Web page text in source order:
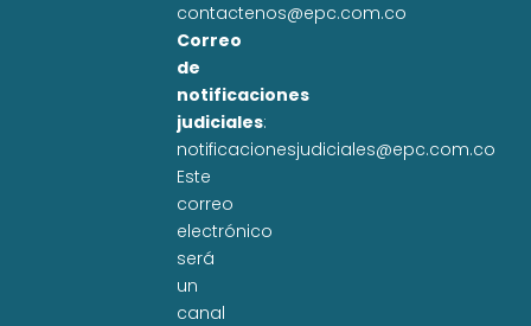
contactenos@epc.com.co
Correo
de
notificaciones
judiciales:
notificacionesjudiciales@epc.com.co
Este
correo
electrónico
será
un
canal